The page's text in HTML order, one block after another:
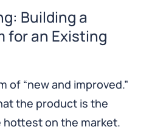
Building a
for an Existing
of “new and improved.”
the product is the
hottest on the market.